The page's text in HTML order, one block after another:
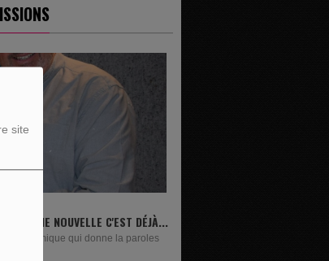
site
sur deux, Maxime Janssens vous